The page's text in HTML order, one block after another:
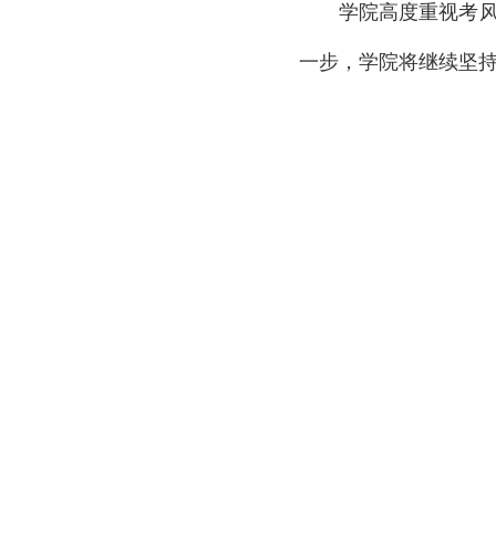
学院高度重视考
一步，学院将继续坚